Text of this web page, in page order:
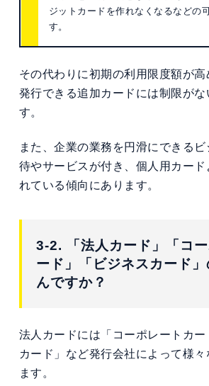
ジットカードを作れなくなるなどの
す。
その代わりに初期の利用限度額が高
発行できる追加カードには制限が
す。
また、企業の業務を円滑にできる
待やサービスが付き、個人用カー
れている傾向にあります。
3-2. 「法人カード」「コ
ード」「ビジネスカード
んですか？
法人カードには 「コーポレートカ
カード」など発行会社によって様々
ます。